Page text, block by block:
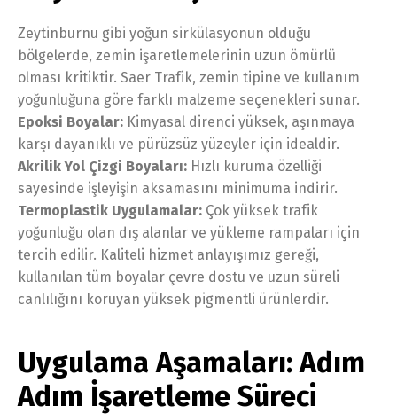
Zeytinburnu gibi yoğun sirkülasyonun olduğu
bölgelerde, zemin işaretlemelerinin uzun ömürlü
olması kritiktir. Saer Trafik, zemin tipine ve kullanım
yoğunluğuna göre farklı malzeme seçenekleri sunar.
Epoksi Boyalar: Kimyasal direnci yüksek, aşınmaya
karşı dayanıklı ve pürüzsüz yüzeyler için idealdir.
Akrilik Yol Çizgi Boyaları: Hızlı kuruma özelliği
sayesinde işleyişin aksamasını minimuma indirir.
Termoplastik Uygulamalar: Çok yüksek trafik
yoğunluğu olan dış alanlar ve yükleme rampaları için
tercih edilir. Kaliteli hizmet anlayışımız gereği,
kullanılan tüm boyalar çevre dostu ve uzun süreli
canlılığını koruyan yüksek pigmentli ürünlerdir.
Uygulama Aşamaları: Adım
Adım İşaretleme Süreci